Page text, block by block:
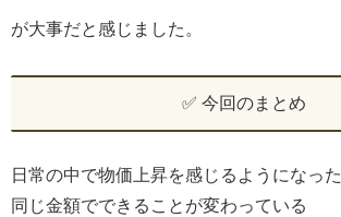
が大事だと感じました。
✅ 今回のまとめ
日常の中で物価上昇を感じるようになった
同じ金額でできることが変わっている